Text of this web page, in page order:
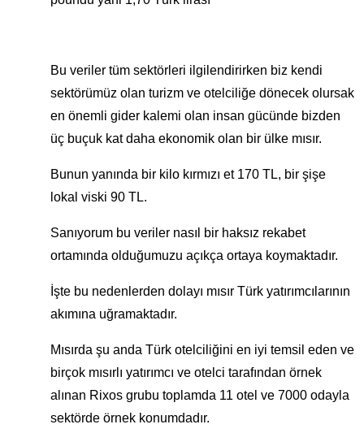
Bu veriler tüm sektörleri ilgilendirirken biz kendi
sektörümüz olan turizm ve otelciliğe dönecek olursak
en önemli gider kalemi olan insan gücünde bizden
üç buçuk kat daha ekonomik olan bir ülke mısır.
Bunun yanında bir kilo kırmızı et 170 TL, bir şişe
lokal viski 90 TL.
Sanıyorum bu veriler nasıl bir haksız rekabet
ortamında olduğumuzu açıkça ortaya koymaktadır.
İşte bu nedenlerden dolayı mısır Türk yatırımcılarının
akımına uğramaktadır.
Mısırda şu anda Türk otelciliğini en iyi temsil eden ve
birçok mısırlı yatırımcı ve otelci tarafından örnek
alınan Rixos grubu toplamda 11 otel ve 7000 odayla
sektörde örnek konumdadır.